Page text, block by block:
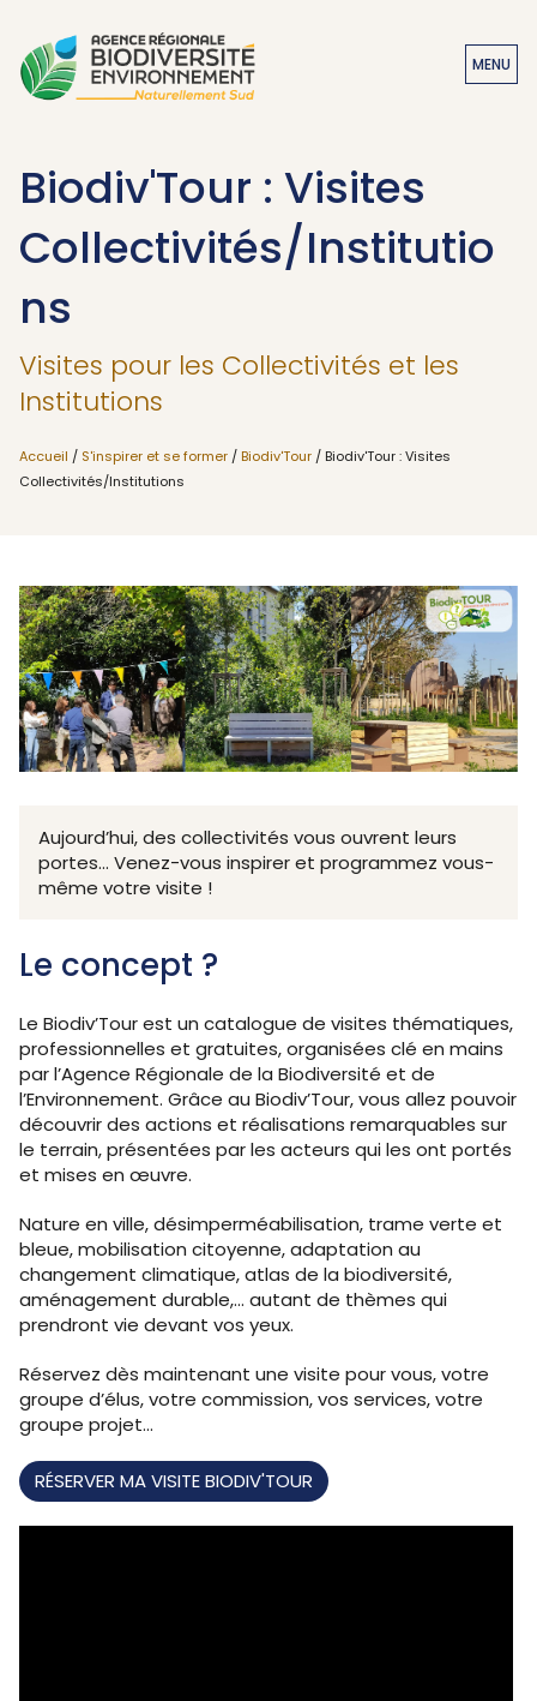
MENU
Biodiv'Tour : Visites
Collectivités/Institutio
ns
Visites pour les Collectivités et les
Institutions
Accueil / S'inspirer et se former / Biodiv'Tour / Biodiv'Tour : Visites
Collectivités/Institutions
Aujourd’hui, des collectivités vous ouvrent leurs
portes... Venez-vous inspirer et programmez vous-
même votre visite !
Le concept ?
Le Biodiv’Tour est un catalogue de visites thématiques,
professionnelles et gratuites, organisées clé en mains
par l’Agence Régionale de la Biodiversité et de
l’Environnement. Grâce au Biodiv’Tour, vous allez pouvoir
découvrir des actions et réalisations remarquables sur
le terrain, présentées par les acteurs qui les ont portés
et mises en œuvre.
Nature en ville, désimperméabilisation, trame verte et
bleue, mobilisation citoyenne, adaptation au
changement climatique, atlas de la biodiversité,
aménagement durable,... autant de thèmes qui
prendront vie devant vos yeux.
Réservez dès maintenant une visite pour vous, votre
groupe d’élus, votre commission, vos services, votre
groupe projet...
RÉSERVER MA VISITE BIODIV'TOUR